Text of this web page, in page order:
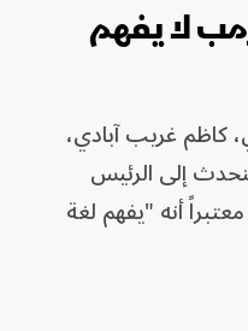
لا يفهم
كاظم غريب آبادي،
إلى الرئيس
أنه "يفهم لغة